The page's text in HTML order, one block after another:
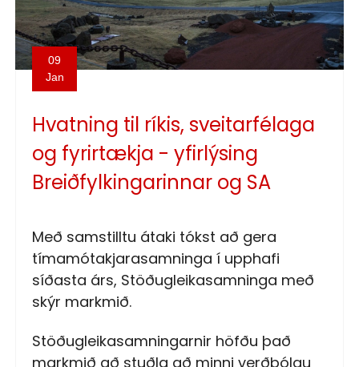
09
Jan
Hvatning til ríkis, sveitarfélaga
og fyrirtækja - yfirlýsing
Breiðfylkingarinnar og SA
Með samstilltu átaki tókst að gera
tímamótakjarasamninga í upphafi
síðasta árs, Stöðugleikasamninga með
skýr markmið.
Stöðugleikasamningarnir höfðu það
markmið að stuðla að minni verðbólgu